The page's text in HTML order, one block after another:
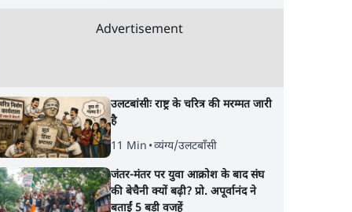
Advertisement
उलटबांसीः राष्ट्र के चरित्र की मरम्मत जारी
है
11 Min •व्यंग्य/उलटबाँसी
जंतर-मंतर पर युवा आक्रोश के बाद संघ
की बेचैनी क्यों बढ़ी? प्रो. अपूर्वानंद ने
बताईं 5 बड़ी वजहें